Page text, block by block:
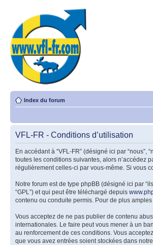
Index du forum
VFL-FR - Conditions d’utilisation
En accédant à “VFL-FR” (désigné ici par “nous”,
toutes les conditions suivantes, alors n’accédez
régulièrement celles-ci par vous-même. Si vous
Notre forum est de type phpBB (désigné ici par
“GPL”) et qui peut être téléchargé depuis
contenu ou conduite permis. Pour de plus
Vous acceptez de ne pas publier de contenu
internationales. Le faire peut vous mener à un
au renforcement de ces conditions. Vous
que vous avez entrées soient stockées dans